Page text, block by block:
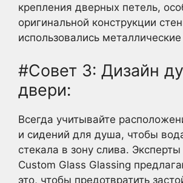
крепления дверных петель,
оригинальной конструкции
использовались
#Совет 3: Дизайн
двери:
Всегда учитывайте
и сидений для душа, чтобы
стекала в зону слива.
Custom Glass Glassing
это, чтобы предотвратить